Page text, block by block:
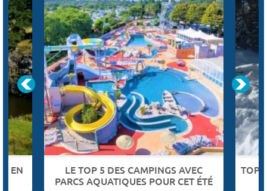
EN
LE TOP 5 DES CAMPINGS AVEC
PARCS AQUATIQUES POUR CET ÉTÉ
TOP